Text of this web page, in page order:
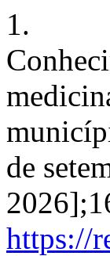
1.
de
https://